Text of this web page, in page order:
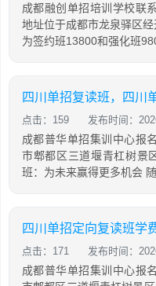
成都融创单招培训学校联
地址位于成都市龙泉驿区
为签约班13800和强化班
四川单招复读班，四川
点击：159 发布时间：
成都普华单招集训中心报
市郫都区三道堰青杠树景
班：为未来赢得更多机会
四川单招定向复读班学
点击：171 发布时间：
成都普华单招集训中心报